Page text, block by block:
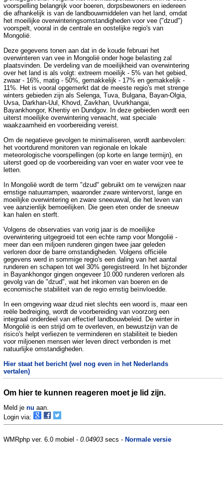
voorspelling belangrijk voor boeren, dorpsbewoners en iedereen
die afhankelijk is van de landbouwmiddelen van het land, omdat
het moeilijke overwinteringsomstandigheden voor vee ("dzud")
voorspelt, vooral in de centrale en oostelijke regio's van
Mongolië.
Deze gegevens tonen aan dat in de koude februari het
overwinteren van vee in Mongolië onder hoge belasting zal
plaatsvinden. De verdeling van de moeilijkheid van overwintering
over het land is als volgt: extreem moeilijk - 5% van het gebied,
zwaar - 16%, matig - 50%, gemakkelijk - 17% en gemakkelijk -
11%. Het is vooral opgemerkt dat de meeste regio's met strenge
winters gebieden zijn als Selenga, Tuva, Bulgana, Bayan-Olgia,
Uvsa, Darkhan-Uul, Khovd, Zavkhan, Uvurkhangai,
Bayankhongor, Khentiy en Dundgov. In deze gebieden wordt een
uiterst moeilijke overwintering verwacht, wat speciale
waakzaamheid en voorbereiding vereist.
Om de negatieve gevolgen te minimaliseren, wordt aanbevolen:
het voortdurend monitoren van regionale en lokale
meteorologische voorspellingen (op korte en lange termijn), en
uiterst goed op de voorbereiding van voer en water voor vee te
letten.
In Mongolië wordt de term "dzud" gebruikt om te verwijzen naar
ernstige natuurrampen, waaronder zware wintervorst, lange en
moeilijke overwintering en zware sneeuwval, die het leven van
vee aanzienlijk bemoeilijken. Die geen eten onder de sneeuw
kan halen en sterft.
Volgens de observaties van vorig jaar is de moeilijke
overwintering uitgegroeid tot een echte ramp voor Mongolië -
meer dan een miljoen runderen gingen twee jaar geleden
verloren door de barre omstandigheden. Volgens officiële
gegevens werd in sommige regio's een daling van het aantal
runderen en schapen tot wel 30% geregistreerd. In het bijzonder
in Bayankhongor gingen ongeveer 10.000 runderen verloren als
gevolg van de "dzud", wat het inkomen van boeren en de
economische stabiliteit van de regio ernstig beïnvloedde.
In een omgeving waar dzud niet slechts een woord is, maar een
reële bedreiging, wordt de voorbereiding van voorzorg een
integraal onderdeel van effectief landbouwbeleid. De winter in
Mongolië is een strijd om te overleven, en bewustzijn van de
risico's helpt verliezen te verminderen en stabiliteit te bieden
voor miljoenen mensen wier leven direct verbonden is met
natuurlijke omstandigheden.
Hier staat het bericht (wel nog even in het Nederlands
vertalen)
Om hier te kunnen reageren moet je lid zijn.
Meld je nu aan.
Login via:
WMRphp ver. 6.0 mobiel - 0.04903 secs - Normale versie